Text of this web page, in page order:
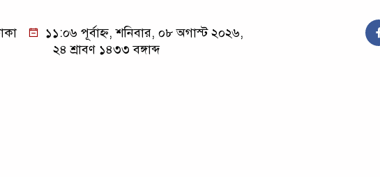
১১:০৬ পূর্বাহ্ন, শনিবার, ০৮ অগাস্ট ২০২৬,
২৪ শ্রাবণ ১৪৩৩ বঙ্গাব্দ